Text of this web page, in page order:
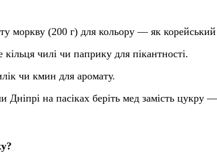
моркву (200 г) для кольору — як корейський
кільця чилі чи паприку для пікантності.
чи кмин для аромату.
Дніпрі на пасіках беріть мед замість